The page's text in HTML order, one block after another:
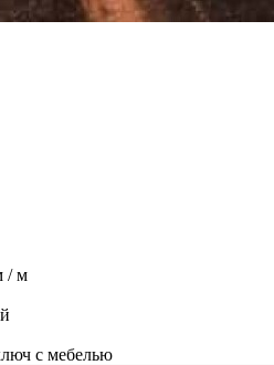
/ м
с мебелью